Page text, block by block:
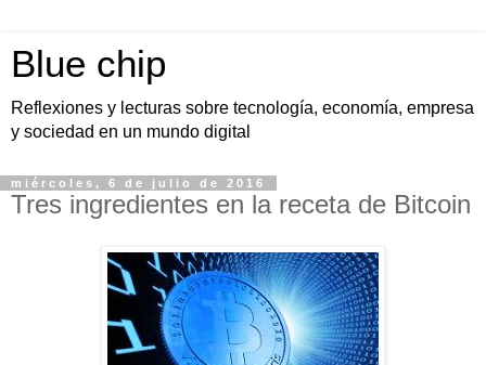
Blue chip
Reflexiones y lecturas sobre tecnología, economía, empresa
y sociedad en un mundo digital
miércoles, 6 de julio de 2016
Tres ingredientes en la receta de Bitcoin